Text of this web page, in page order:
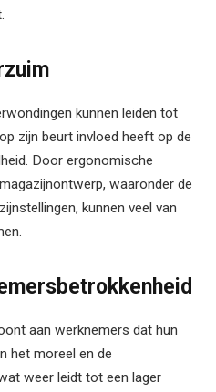
kunnen leiden tot
zijn beurt invloed heeft op de
Door ergonomische
waaronder de
kunnen veel van
aan werknemers dat hun
het moreel en de
weer leidt tot een lager